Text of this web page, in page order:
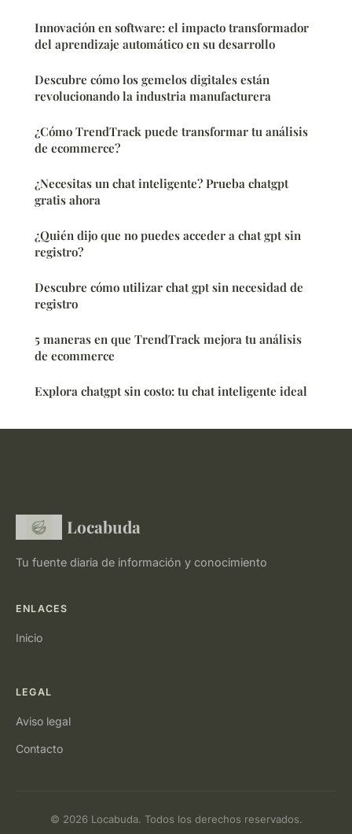
Innovación en software: el impacto transformador
del aprendizaje automático en su desarrollo
Descubre cómo los gemelos digitales están
revolucionando la industria manufacturera
¿Cómo TrendTrack puede transformar tu análisis
de ecommerce?
¿Necesitas un chat inteligente? Prueba chatgpt
gratis ahora
¿Quién dijo que no puedes acceder a chat gpt sin
registro?
Descubre cómo utilizar chat gpt sin necesidad de
registro
5 maneras en que TrendTrack mejora tu análisis
de ecommerce
Explora chatgpt sin costo: tu chat inteligente ideal
Locabuda
Tu fuente diaria de información y conocimiento
ENLACES
Inicio
LEGAL
Aviso legal
Contacto
© 2026 Locabuda. Todos los derechos reservados.